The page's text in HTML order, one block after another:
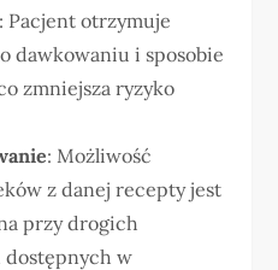
: Pacjent otrzymuje
dawkowaniu i sposobie
zmniejsza ryzyko
: Możliwość
z danej recepty jest
przy drogich
dostępnych w